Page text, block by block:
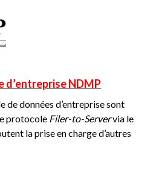
d’entreprise NDMP
de données d’entreprise sont
protocole Filer-to-Servervia le
la prise en charge d’autres